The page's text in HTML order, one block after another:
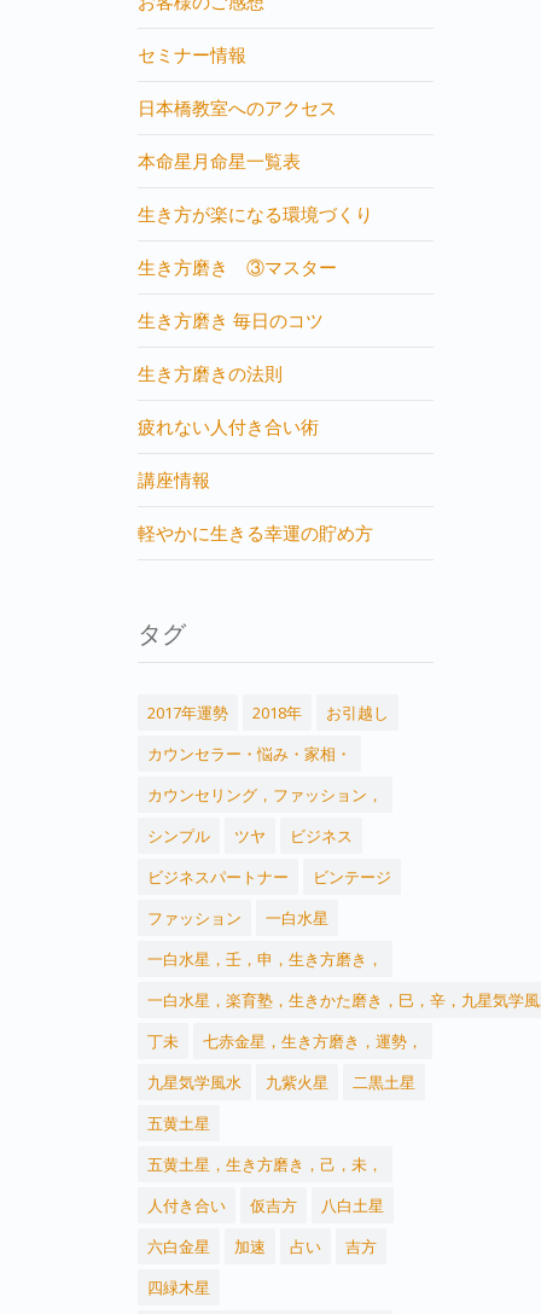
セミナー情報
日本橋教室へのアクセス
本命星月命星一覧表
生き方が楽になる環境づくり
生き方磨き ③マスター
生き方磨き 毎日のコツ
生き方磨きの法則
疲れない人付き合い術
講座情報
軽やかに生きる幸運の貯め方
タグ
2017年運勢 2018年
お引越し
カウンセラー・悩み・家相・
カウンセリング，ファッション，
シンプル
ツヤ
ビジネス
ビジネスパートナー
ビンテージ
ファッション
一白水星
一白水星，壬，申，生き方磨き，
一白水星，楽育塾，生きかた磨き，巳，辛，九星気学
丁未
七赤金星，生き方磨き，運勢，
九星気学風水
九紫火星
二黒土星
五黄土星
五黄土星，生き方磨き，己，未，
人付き合い
仮吉方
八白土星
六白金星
加速 占い
吉方
四緑木星